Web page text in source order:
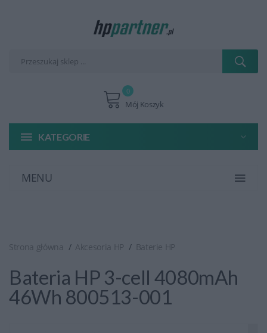
Mój Koszyk
0
KATEGORIE
MENU
Strona główna Akcesoria HP Baterie HP
Bateria HP 3-cell 4080mAh
46Wh 800513-001